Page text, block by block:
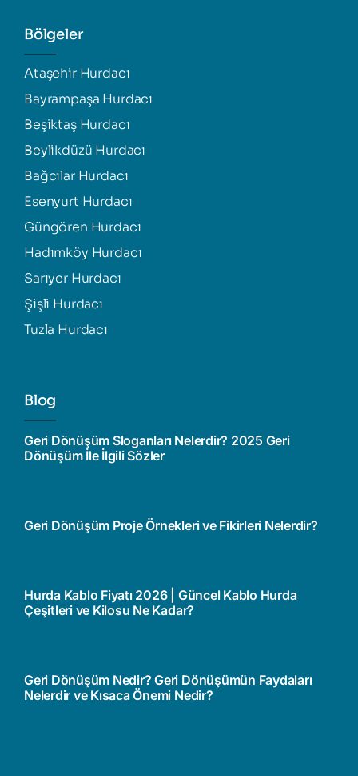
Bölgeler
Ataşehir Hurdacı
Bayrampaşa Hurdacı
Beşiktaş Hurdacı
Beylikdüzü Hurdacı
Bağcılar Hurdacı
Esenyurt Hurdacı
Güngören Hurdacı
Hadımköy Hurdacı
Sarıyer Hurdacı
Şişli Hurdacı
Tuzla Hurdacı
Blog
Geri Dönüşüm Sloganları Nelerdir? 2025 Geri
Dönüşüm İle İlgili Sözler
Geri Dönüşüm Proje Örnekleri ve Fikirleri Nelerdir?
Hurda Kablo Fiyatı 2026 | Güncel Kablo Hurda
Çeşitleri ve Kilosu Ne Kadar?
Geri Dönüşüm Nedir? Geri Dönüşümün Faydaları
Nelerdir ve Kısaca Önemi Nedir?